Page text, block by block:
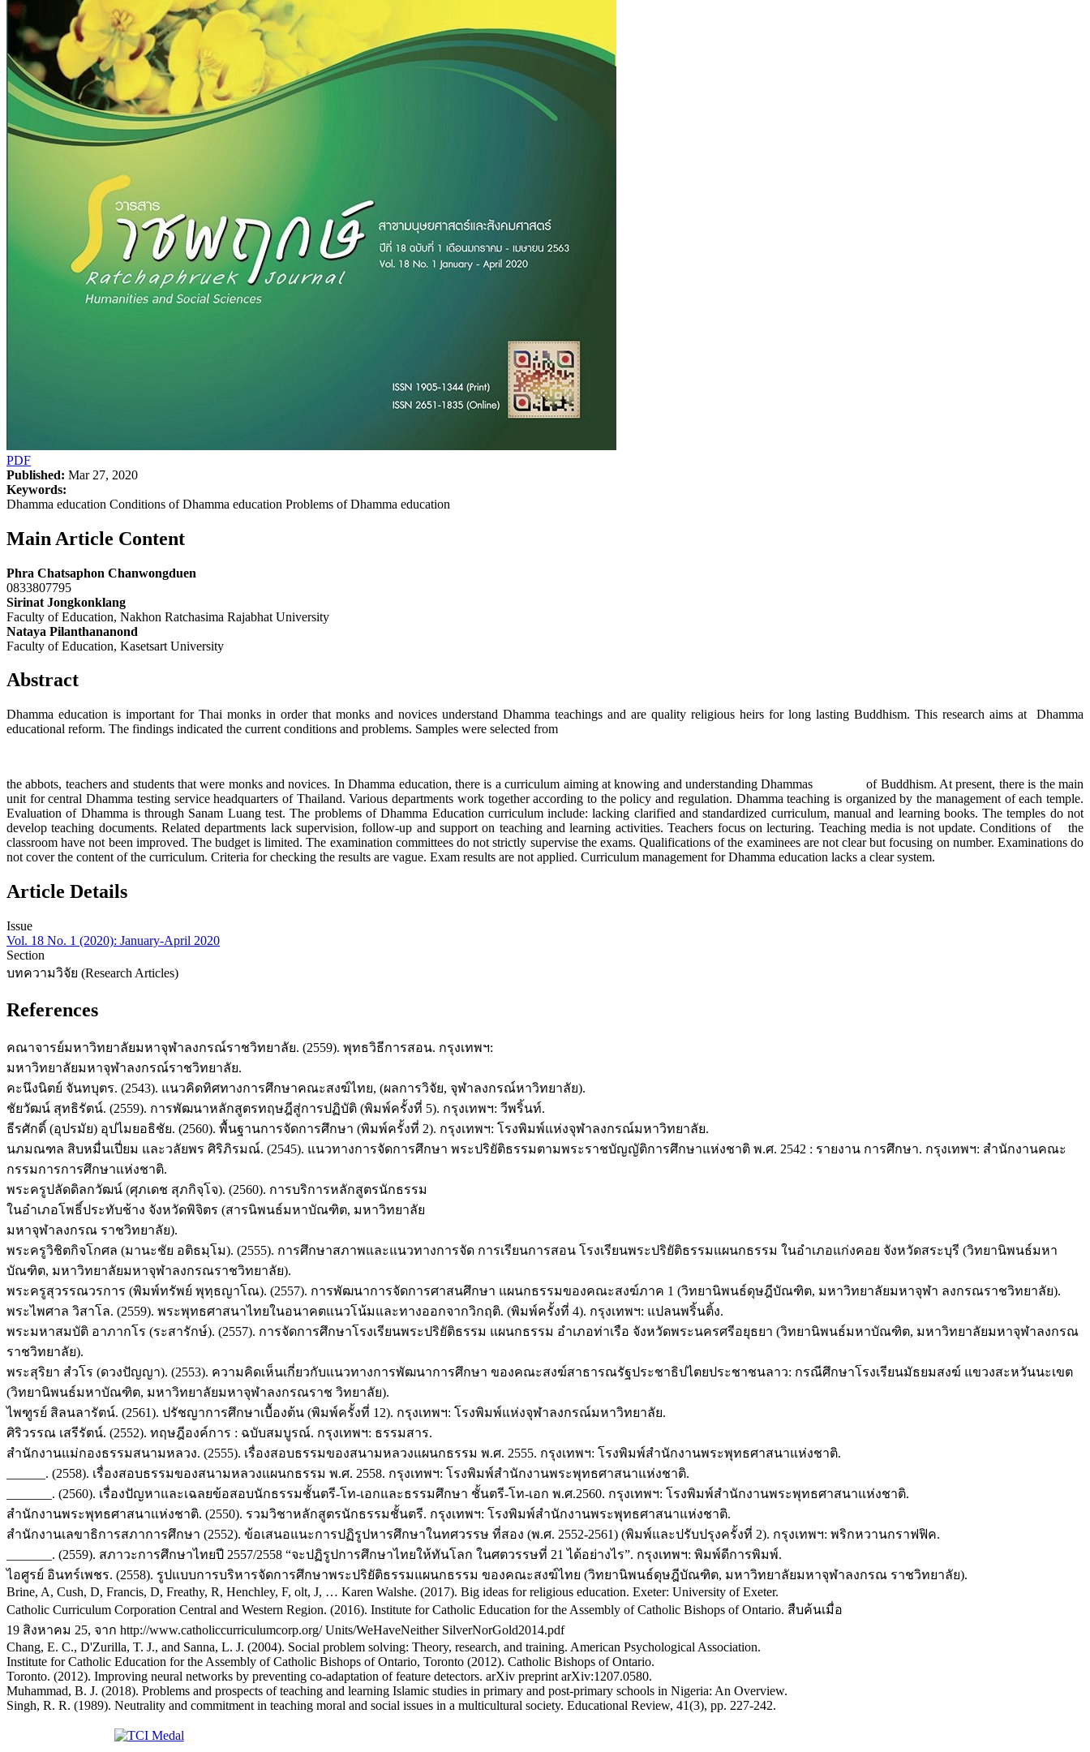
PDF
Published: Mar 27, 2020
Keywords:
Dhamma education Conditions of Dhamma education Problems of Dhamma education
Main Article Content
Phra Chatsaphon Chanwongduen
0833807795
Sirinat Jongkonklang
Faculty of Education, Nakhon Ratchasima Rajabhat University
Nataya Pilanthananond
Faculty of Education, Kasetsart University
Abstract
Dhamma education is important for Thai monks in order that monks and novices understand Dhamma teachings and are quality religious heirs for long lasting Buddhism. This research aims at Dhamma
educational reform. The findings indicated the current conditions and problems. Samples were selected from
the abbots, teachers and students that were monks and novices. In Dhamma education, there is a curriculum aiming at knowing and understanding Dhammas of Buddhism. At present, there is the main
unit for central Dhamma testing service headquarters of Thailand. Various departments work together according to the policy and regulation. Dhamma teaching is organized by the management of each temple.
Evaluation of Dhamma is through Sanam Luang test. The problems of Dhamma Education curriculum include: lacking clarified and standardized curriculum, manual and learning books. The temples do not
develop teaching documents. Related departments lack supervision, follow-up and support on teaching and learning activities. Teachers focus on lecturing. Teaching media is not update. Conditions of the
classroom have not been improved. The budget is limited. The examination committees do not strictly supervise the exams. Qualifications of the examinees are not clear but focusing on number. Examinations do
not cover the content of the curriculum. Criteria for checking the results are vague. Exam results are not applied. Curriculum management for Dhamma education lacks a clear system.
Article Details
Issue
Vol. 18 No. 1 (2020): January-April 2020
Section
บทความวิจัย (Research Articles)
References
คณาจารย์มหาวิทยาลัยมหาจุฬาลงกรณ์ราชวิทยาลัย. (2559). พุทธวิธีการสอน. กรุงเทพฯ:
มหาวิทยาลัยมหาจุฬาลงกรณ์ราชวิทยาลัย.
คะนึงนิตย์ จันทบุตร. (2543). แนวคิดทิศทางการศึกษาคณะสงฆ์ไทย, (ผลการวิจัย, จุฬาลงกรณ์หาวิทยาลัย).
ชัยวัฒน์ สุทธิรัตน์. (2559). การพัฒนาหลักสูตรทฤษฎีสู่การปฏิบัติ (พิมพ์ครั้งที่ 5). กรุงเทพฯ: วีพริ้นท์.
ธีรศักดิ์ (อุปรมัย) อุปไมยอธิชัย. (2560). พื้นฐานการจัดการศึกษา (พิมพ์ครั้งที่ 2). กรุงเทพฯ: โรงพิมพ์แห่งจุฬาลงกรณ์มหาวิทยาลัย.
นภมณฑล สิบหมื่นเปี่ยม และวลัยพร ศิริภิรมณ์. (2545). แนวทางการจัดการศึกษา พระปริยัติธรรมตามพระราชบัญญัติการศึกษาแห่งชาติ พ.ศ. 2542 : รายงาน การศึกษา. กรุงเทพฯ: สำนักงานคณะ
กรรมการการศึกษาแห่งชาติ.
พระครูปลัดดิลกวัฒน์ (ศุภเดช สุภกิจฺโจ). (2560). การบริการหลักสูตรนักธรรม
ในอำเภอโพธิ์ประทับช้าง จังหวัดพิจิตร (สารนิพนธ์มหาบัณฑิต, มหาวิทยาลัย
มหาจุฬาลงกรณ ราชวิทยาลัย).
พระครูวิชิตกิจโกศล (มานะชัย อติธมฺโม). (2555). การศึกษาสภาพและแนวทางการจัด การเรียนการสอน โรงเรียนพระปริยัติธรรมแผนกธรรม ในอำเภอแก่งคอย จังหวัดสระบุรี (วิทยานิพนธ์มหา
บัณฑิต, มหาวิทยาลัยมหาจุฬาลงกรณราชวิทยาลัย).
พระครูสุวรรณวรการ (พิมพ์ทรัพย์ พุทฺธญาโณ). (2557). การพัฒนาการจัดการศาสนศึกษา แผนกธรรมของคณะสงฆ์ภาค 1 (วิทยานิพนธ์ดุษฎีบัณฑิต, มหาวิทยาลัยมหาจุฬา ลงกรณราชวิทยาลัย).
พระไพศาล วิสาโล. (2559). พระพุทธศาสนาไทยในอนาคตแนวโน้มและทางออกจากวิกฤติ. (พิมพ์ครั้งที่ 4). กรุงเทพฯ: แปลนพริ้นติ้ง.
พระมหาสมบัติ อาภากโร (ระสารักษ์). (2557). การจัดการศึกษาโรงเรียนพระปริยัติธรรม แผนกธรรม อำเภอท่าเรือ จังหวัดพระนครศรีอยุธยา (วิทยานิพนธ์มหาบัณฑิต, มหาวิทยาลัยมหาจุฬาลงกรณ
ราชวิทยาลัย).
พระสุริยา สํวโร (ดวงปัญญา). (2553). ความคิดเห็นเกี่ยวกับแนวทางการพัฒนาการศึกษา ของคณะสงฆ์สาธารณรัฐประชาธิปไตยประชาชนลาว: กรณีศึกษาโรงเรียนมัธยมสงฆ์ แขวงสะหวันนะเขต
(วิทยานิพนธ์มหาบัณฑิต, มหาวิทยาลัยมหาจุฬาลงกรณราช วิทยาลัย).
ไพฑูรย์ สิลนลารัตน์. (2561). ปรัชญาการศึกษาเบื้องต้น (พิมพ์ครั้งที่ 12). กรุงเทพฯ: โรงพิมพ์แห่งจุฬาลงกรณ์มหาวิทยาลัย.
ศิริวรรณ เสรีรัตน์. (2552). ทฤษฎีองค์การ : ฉบับสมบูรณ์. กรุงเทพฯ: ธรรมสาร.
สำนักงานแม่กองธรรมสนามหลวง. (2555). เรื่องสอบธรรมของสนามหลวงแผนกธรรม พ.ศ. 2555. กรุงเทพฯ: โรงพิมพ์สำนักงานพระพุทธศาสนาแห่งชาติ.
______. (2558). เรื่องสอบธรรมของสนามหลวงแผนกธรรม พ.ศ. 2558. กรุงเทพฯ: โรงพิมพ์สำนักงานพระพุทธศาสนาแห่งชาติ.
_______. (2560). เรื่องปัญหาและเฉลยข้อสอบนักธรรมชั้นตรี-โท-เอกและธรรมศึกษา ชั้นตรี-โท-เอก พ.ศ.2560. กรุงเทพฯ: โรงพิมพ์สำนักงานพระพุทธศาสนาแห่งชาติ.
สำนักงานพระพุทธศาสนาแห่งชาติ. (2550). รวมวิชาหลักสูตรนักธรรมชั้นตรี. กรุงเทพฯ: โรงพิมพ์สำนักงานพระพุทธศาสนาแห่งชาติ.
สำนักงานเลขาธิการสภาการศึกษา (2552). ข้อเสนอแนะการปฏิรูปหารศึกษาในทศวรรษ ที่สอง (พ.ศ. 2552-2561) (พิมพ์และปรับปรุงครั้งที่ 2). กรุงเทพฯ: พริกหวานกราฟฟิค.
_______. (2559). สภาวะการศึกษาไทยปี 2557/2558 “จะปฏิรูปการศึกษาไทยให้ทันโลก ในศตวรรษที่ 21 ได้อย่างไร”. กรุงเทพฯ: พิมพ์ดีการพิมพ์.
ไอศูรย์ อินทร์เพชร. (2558). รูปแบบการบริหารจัดการศึกษาพระปริยัติธรรมแผนกธรรม ของคณะสงฆ์ไทย (วิทยานิพนธ์ดุษฎีบัณฑิต, มหาวิทยาลัยมหาจุฬาลงกรณ ราชวิทยาลัย).
Brine, A, Cush, D, Francis, D, Freathy, R, Henchley, F, olt, J, … Karen Walshe. (2017). Big ideas for religious education. Exeter: University of Exeter.
Catholic Curriculum Corporation Central and Western Region. (2016). Institute for Catholic Education for the Assembly of Catholic Bishops of Ontario. สืบค้นเมื่อ
19 สิงหาคม 25, จาก http://www.catholiccurriculumcorp.org/ Units/WeHaveNeither SilverNorGold2014.pdf
Chang, E. C., D'Zurilla, T. J., and Sanna, L. J. (2004). Social problem solving: Theory, research, and training. American Psychological Association.
Institute for Catholic Education for the Assembly of Catholic Bishops of Ontario, Toronto (2012). Catholic Bishops of Ontario.
Toronto. (2012). Improving neural networks by preventing co-adaptation of feature detectors. arXiv preprint arXiv:1207.0580.
Muhammad, B. J. (2018). Problems and prospects of teaching and learning Islamic studies in primary and post-primary schools in Nigeria: An Overview.
Singh, R. R. (1989). Neutrality and commitment in teaching moral and social issues in a multicultural society. Educational Review, 41(3), pp. 227-242.